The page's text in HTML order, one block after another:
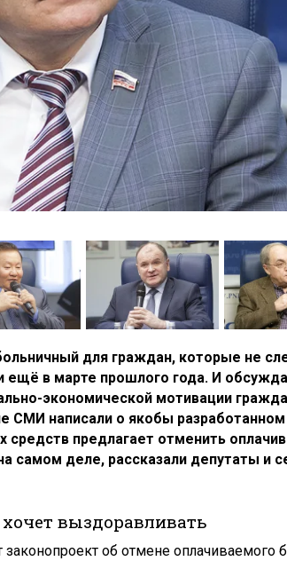
для граждан, которые не
ещё в марте прошлого года. И
экономической мотивации
СМИ написали о якобы разработанном
предлагает отменить
самом деле, рассказали депутаты и
выздоравливать
об отмене оплачиваемого